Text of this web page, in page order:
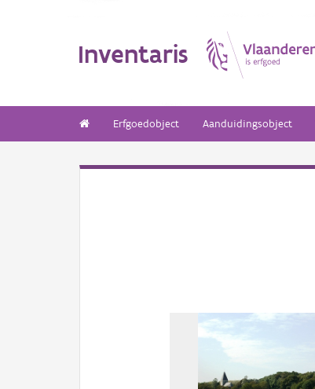
Inventaris
Erfgoedobject Aanduidingsobject